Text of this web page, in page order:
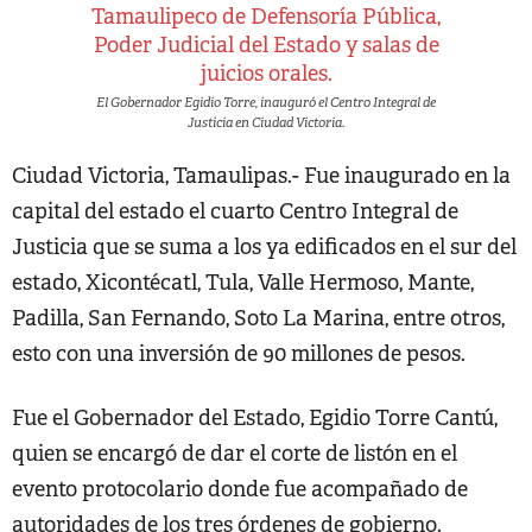
El Gobernador Egidio Torre, inauguró el Centro Integral de
Justicia en Ciudad Victoria.
Ciudad Victoria, Tamaulipas.- Fue inaugurado en la
capital del estado el cuarto Centro Integral de
Justicia que se suma a los ya edificados en el sur del
estado, Xicontécatl, Tula, Valle Hermoso, Mante,
Padilla, San Fernando, Soto La Marina, entre otros,
esto con una inversión de 90 millones de pesos.
Fue el Gobernador del Estado, Egidio Torre Cantú,
quien se encargó de dar el corte de listón en el
evento protocolario donde fue acompañado de
autoridades de los tres órdenes de gobierno.